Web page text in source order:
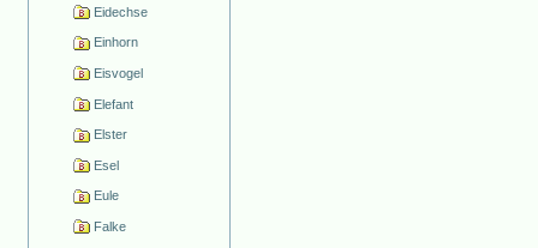
Eidechse
Einhorn
Eisvogel
Elefant
Elster
Esel
Eule
Falke